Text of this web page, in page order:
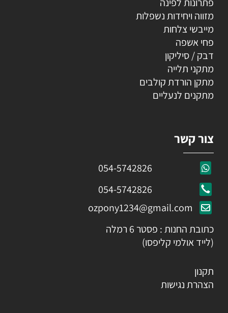
מזווה ויחידות נשפלות
מייבשי צלחות
פחי אשפה
דבק / סיליקון
מתקני תלייה
מתקן הורדת קולבים
מתקנים לנעליים
צור קשר
054-5742826
054-5742826
ozpony1234@gmail.com
כתובת החנות : פסטר 6 רמלה
(לייד אולמי קליפסו)
תקנון
הצהרת נגישות